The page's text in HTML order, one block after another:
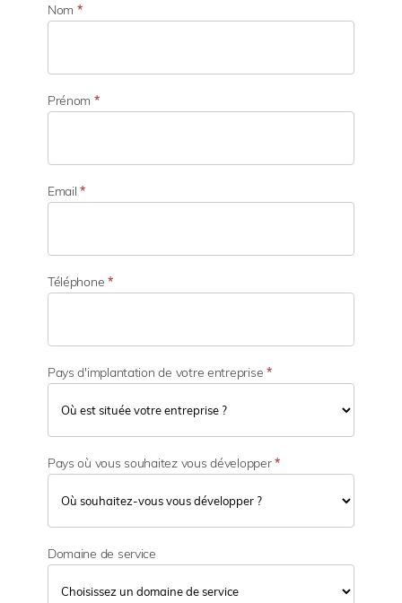
e
c
r
d
t
i
t
é
Nom *
Prénom *
Email*
Téléphone*
Pays d'implantation de votre entreprise *
Pays où vous souhaitez vous développer*
Domaine de service